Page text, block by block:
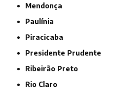
Mendonça
Paulínia
Piracicaba
Presidente Prudente
Ribeirão Preto
Rio Claro